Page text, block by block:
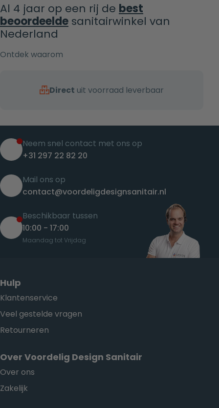
Al 4 jaar op een rij de best
beoordeelde sanitairwinkel van
Nederland
Ontdek waarom
Direct uit voorraad leverbaar
Neem snel contact met ons op
+31 297 22 82 20
Mail ons op
contact@voordeligdesignsanitair.nl
Beschikbaar tussen
10:00 - 17:00
Maandag tot Vrijdag
Hulp
Klantenservice
Veel gestelde vragen
Retourneren
Over Voordelig Design Sanitair
Over ons
Zakelijk